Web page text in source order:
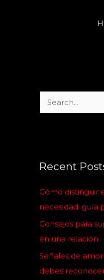
c
f
o
r
:
Recent
Cómo distinguir
necesidad: guía
Consejos para
en una relación
Señales de
debes